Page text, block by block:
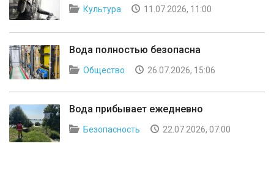
Культура 11.07.2026, 11:00
Вода полностью безопасна
Общество 26.07.2026, 15:06
Вода прибывает ежедневно
Безопасность 22.07.2026, 07:00